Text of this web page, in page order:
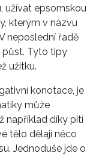
užívat epsomskou
kterým v názvu
neposlední řadě
půst. Tyto tipy
užitku.
konotace, je
může
například díky pití
tělo dělají něco
Jednoduše jde o